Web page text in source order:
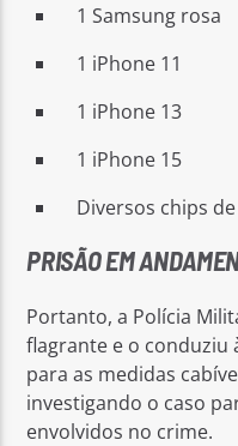
1 Samsung rosa
1 iPhone 11
1 iPhone 13
1 iPhone 15
Diversos chips
PRISÃO EM
Portanto, a Polícia
flagrante e o conduziu
para as medidas
investigando o caso
envolvidos no crime.